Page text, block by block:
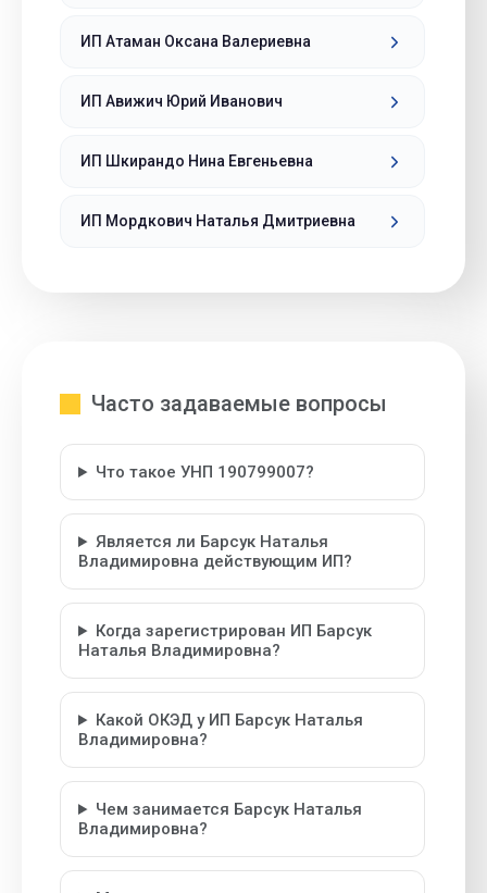
ИП Атаман Оксана Валериевна
ИП Авижич Юрий Иванович
ИП Шкирандо Нина Евгеньевна
ИП Мордкович Наталья Дмитриевна
Часто задаваемые вопросы
Что такое УНП 190799007?
Является ли Барсук Наталья
Владимировна действующим ИП?
Когда зарегистрирован ИП Барсук
Наталья Владимировна?
Какой ОКЭД у ИП Барсук Наталья
Владимировна?
Чем занимается Барсук Наталья
Владимировна?